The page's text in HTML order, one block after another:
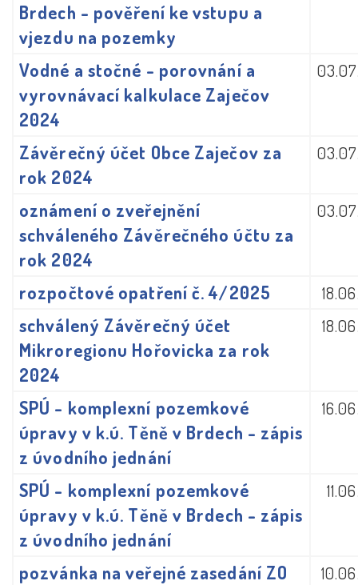
Brdech - pověření ke vstupu a
vjezdu na pozemky
Vodné a stočné - porovnání a
vyrovnávací kalkulace Zaječov
2024
Závěrečný účet Obce Zaječov za
rok 2024
oznámení o zveřejnění
schváleného Závěrečného účtu za
rok 2024
rozpočtové opatření č. 4/2025
schválený Závěrečný účet
Mikroregionu Hořovicka za rok
2024
SPÚ - komplexní pozemkové
úpravy v k.ú. Těně v Brdech - zápis
z úvodního jednání
SPÚ - komplexní pozemkové
úpravy v k.ú. Těně v Brdech - zápis
z úvodního jednání
pozvánka na veřejné zasedání ZO